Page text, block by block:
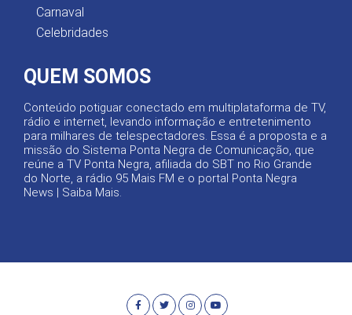
Carnaval
Celebridades
QUEM SOMOS
Conteúdo potiguar conectado em multiplataforma de TV,
rádio e internet, levando informação e entretenimento
para milhares de telespectadores. Essa é a proposta e a
missão do Sistema Ponta Negra de Comunicação, que
reúne a TV Ponta Negra, afiliada do SBT no Rio Grande
do Norte, a rádio 95 Mais FM e o portal Ponta Negra
News | Saiba Mais.